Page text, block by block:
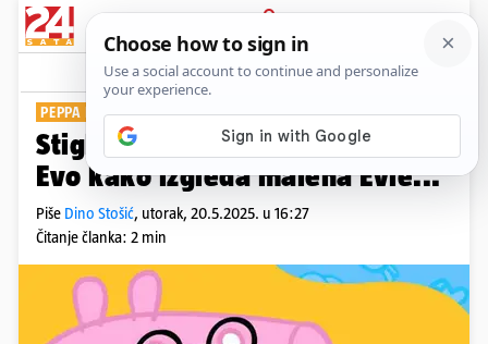
PRIJAVA
Show Komentari
PEPPA DOBILA SEKU
Stigle prve fotografije bebe Pig:
Evo kako izgleda malena Evie...
Piše Dino Stošić, utorak, 20.5.2025. u 16:27
Čitanje članka: 2 min